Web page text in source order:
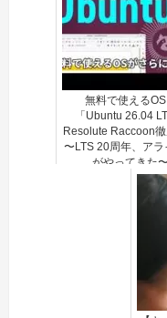
無料で使えるOS
「Ubuntu 26.04
Resolute Raccoon
〜LTS 20周年、アラ
がやってきた